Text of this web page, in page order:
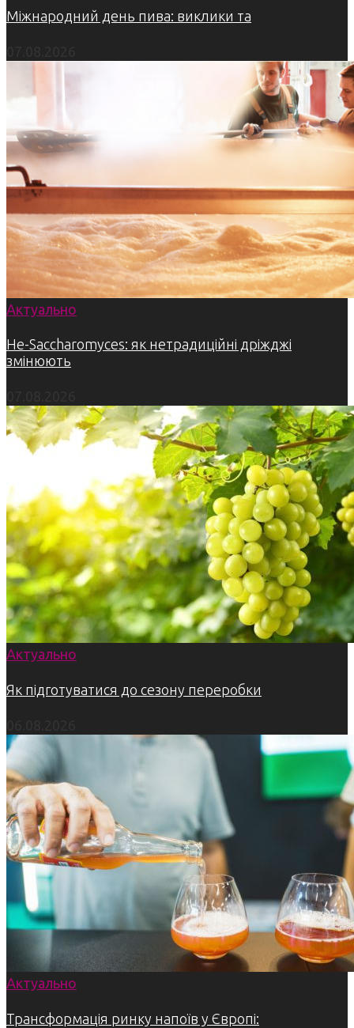
Міжнародний день пива: виклики та
Актуально
Не-Saccharomyces: як нетрадиційні дріжджі
змінюють
Актуально
Як підготуватися до сезону переробки
Актуально
Трансформація ринку напоїв у Європі: